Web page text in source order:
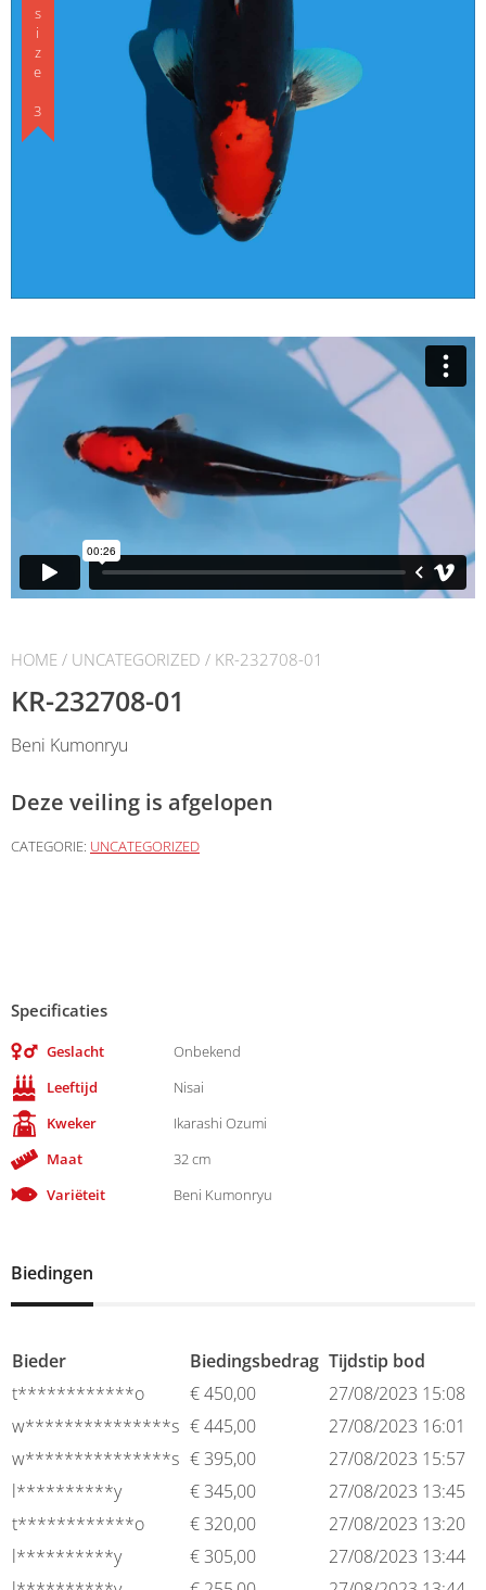
HOME / UNCATEGORIZED / KR-232708-01
KR-232708-01
Beni Kumonryu
Deze veiling is afgelopen
CATEGORIE: UNCATEGORIZED
Specificaties
Geslacht
Onbekend
Leeftijd
Nisai
Kweker
Ikarashi Ozumi
Maat
32 cm
Variëteit
Beni Kumonryu
Biedingen
Bieder Biedingsbedrag Tijdstip bod
t************o
€450,00
27/08/2023 15:08
w***************s €445,00
27/08/2023 16:01
w***************s € 395,00
27/08/2023 15:57
l**********y
€ 345,00
27/08/2023 13:45
t************o
€ 320,00
27/08/2023 13:20
l**********y
€ 305,00
27/08/2023 13:44